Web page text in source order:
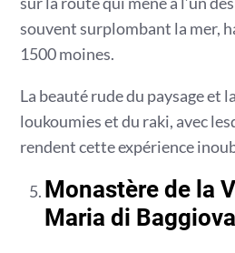
souvent surplombant la mer,
1500 moines.
La beauté rude du paysage et
loukoumies et du raki, avec
rendent cette expérience
Monastère de la
Maria di